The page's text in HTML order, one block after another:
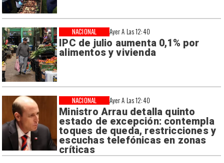
Ayer A Las 12:40
IPC de julio aumenta 0,1% por
alimentos y vivienda
NACIONAL
Ayer A Las 12:40
Ministro Arrau detalla quinto
estado de excepción: contempla
toques de queda, restricciones y
escuchas telefónicas en zonas
críticas
NACIONAL